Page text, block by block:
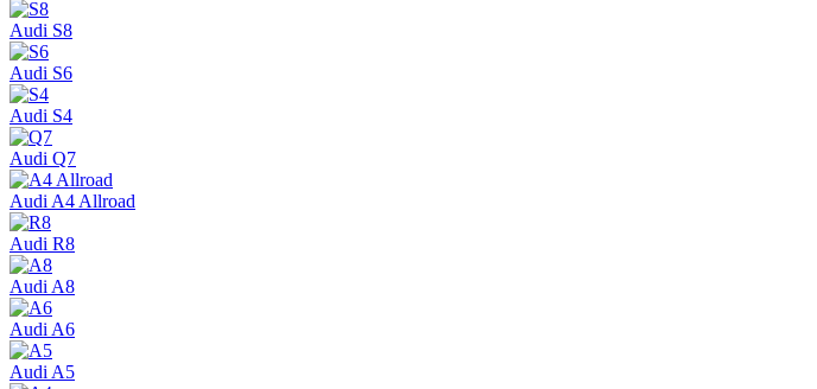
Audi S8
Audi S6
Audi S4
Audi Q7
Audi A4 Allroad
Audi R8
Audi A8
Audi A6
Audi A5